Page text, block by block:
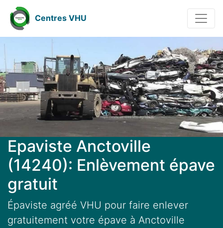
Centres VHU
Epaviste Anctoville
(14240): Enlèvement épave
gratuit
Épaviste agréé VHU pour faire enlever
gratuitement votre épave à Anctoville